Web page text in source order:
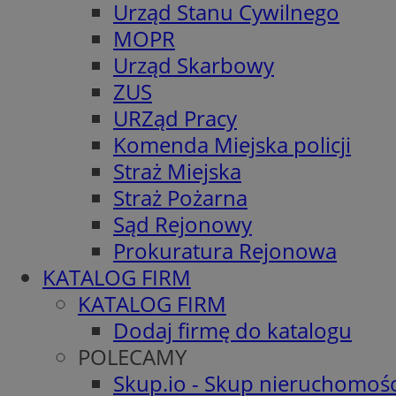
Urząd Stanu Cywilnego
MOPR
Urząd Skarbowy
ZUS
URZąd Pracy
Komenda Miejska policji
Straż Miejska
Straż Pożarna
Sąd Rejonowy
Prokuratura Rejonowa
KATALOG FIRM
KATALOG FIRM
Dodaj firmę do katalogu
POLECAMY
Skup.io - Skup